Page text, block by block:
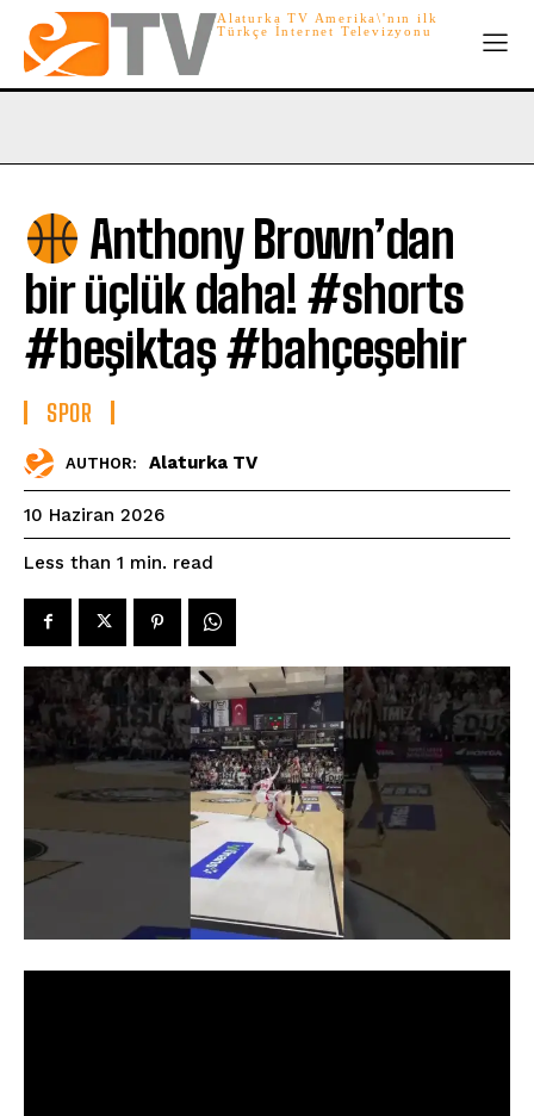
Alaturka TV Amerika\'nın ilk
Türkçe İnternet Televizyonu
Anthony Brown’dan
bir üçlük daha! #shorts
#beşiktaş #bahçeşehir
SPOR
AUTHOR: Alaturka TV
10 Haziran 2026
Less than 1 min. read